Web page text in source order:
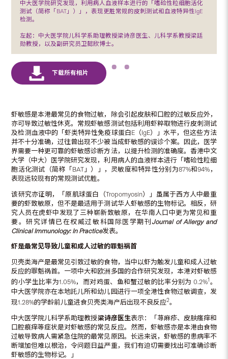
中大医学院研究发现，利用病人血液样本进行的「嗜硷性粒细胞活化
测试（简称「BAT」）」，表现更胜常规的皮刺测试和血液特异性IgE
检测。
左起：中大医学院儿科学系助理教授梁诗彦医生、儿科学系教授梁廷
勋教授，以及副研究员卫懿欣博士。
虾敏感是本港最常见的食物过敏，除会引起皮肤和口腔的过敏反应外，
亦可导致过敏性休克。常规虾敏感测试包括利用虾粹取物进行皮刺测试
及检测血液中的「虾类特异性免疫球蛋白E（IgE）」水平，但这些方法
并不十分准确，过往曾出现不少被当成虾敏感的误诊个案。因此，医学
界需要一种更可靠的虾敏感诊断方法，以提升检测的准确度。香港中文
大学（中大）医学院研究发现，利用病人的血液样本进行「嗜硷性粒细
胞活化测试（简称「BAT」）」，灵敏度和特异性分别为87%和94%，
表现远较现有的常规测试优胜。
该研究亦证明，「原肌球蛋白（Tropomyosin）」虽属于西方人中最重
要的虾致敏原，但不是最适用于测试华人虾敏感的生物标记。相反，研
究人员在虎虾中发现了三种崭新致敏原，在华南人口中更为常见和重
要。研究详情已在权威过敏科国际医学期刊 Journal of Allergy and
Clinical Immunology: In Practice发表。
虾是最常见导致儿童和成人过敏的罪魁祸首
贝壳类海产是最常见引致过敏的食物，当中以虾为触发儿童和成人过敏
反应的罪魁祸首。一项中大和欧洲多国的合作研究发现，本港对虾敏感
的小学生比率为1.05%，而对鸡蛋、鱼和蟹过敏的比率分别为 0.2%1 。
中大医学院亦在本地託儿所和幼儿园进行一项全港性食物过敏调查，发
现1.28%的学龄前儿童进食贝壳类海产后出现不良反应2。
中大医学院儿科学系助理教授梁诗彦医生表示：「荨麻疹、皮肤瘙痒和
口腔痕痒等症状是对虾敏感的常见反应。然而，虾敏感亦是本港由食物
过敏导致病人需紧急住院的最常见原因。长远来说，虾敏感的患病率不
断增加但难以根治，令问题日益严重，我们有迫切需要找出可准确诊断
虾敏感的生物标记。」